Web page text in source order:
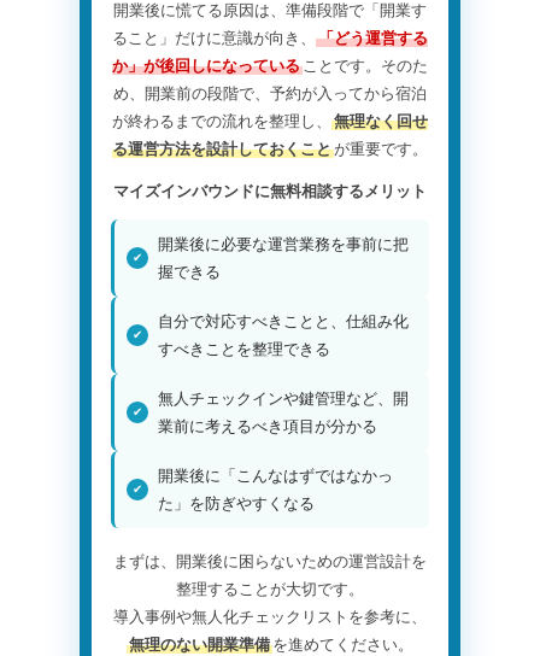
開業後に慌てる原因は、準備段階で「開業す
ること」だけに意識が向き、
「どう運営する
か」が後回しになっている ことです。そのた
め、開業前の段階で、予約が入ってから宿泊
が終わるまでの流れを整理し、
無理なく回せ
る運営方法を設計しておくことが重要です。
マイズインバウンドに無料相談するメリット
開業後に必要な運営業務を事前に把
握できる
自分で対応すべきことと、仕組み化
すべきことを整理できる
無人チェックインや鍵管理など、開
業前に考えるべき項目が分かる
開業後に「こんなはずではなかっ
た」を防ぎやすくなる
まずは、開業後に困らないための運営設計を
整理することが大切です。
導入事例や無人化チェックリストを参考に、
無理のない開業準備 を進めてください。